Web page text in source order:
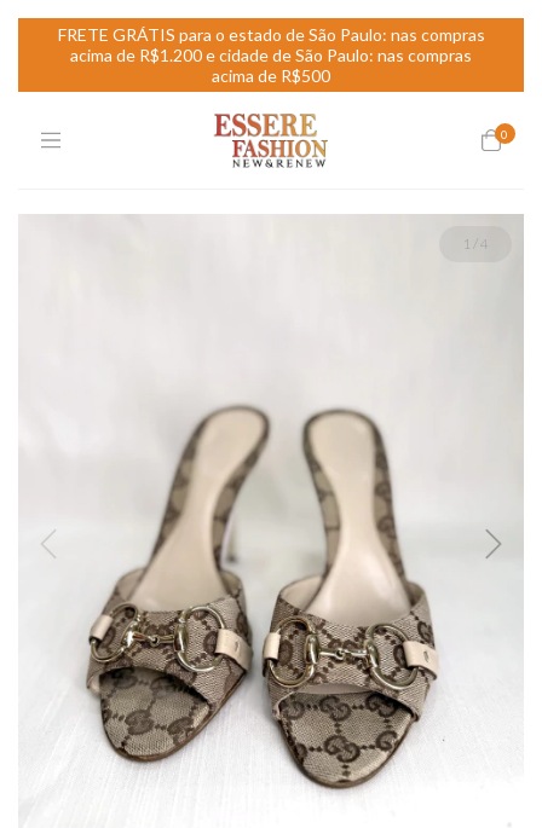
FRETE GRÁTIS para o estado de São Paulo: nas compras
acima de R$1.200 e cidade de São Paulo: nas compras
acima de R$500
0
1 /4